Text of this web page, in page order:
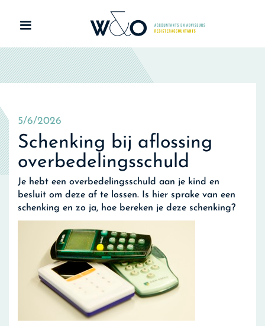
5/6/2026
Schenking bij aflossing
overbedelingsschuld
Je hebt een overbedelingsschuld aan je kind en
besluit om deze af te lossen. Is hier sprake van een
schenking en zo ja, hoe bereken je deze schenking?